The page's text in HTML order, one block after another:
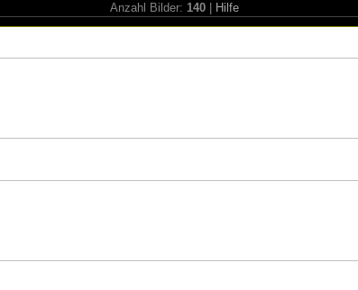
Anzahl Bilder: 140| Hilfe